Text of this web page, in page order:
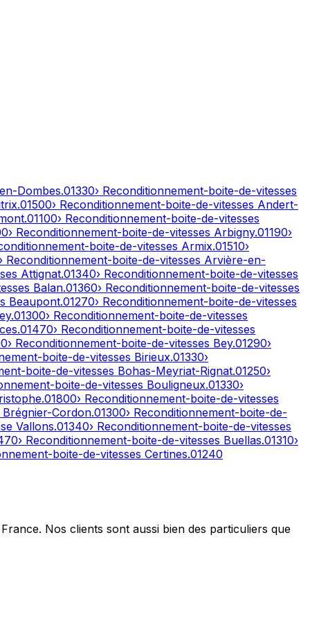
Dombes.01330› Reconditionnement-boite-de-vitesses
.01500› Reconditionnement-boite-de-vitesses Andert-
.01100› Reconditionnement-boite-de-vitesses
› Reconditionnement-boite-de-vitesses Arbigny.01190›
boite-de-vitesses Armix.01510›
› Reconditionnement-boite-de-vitesses Arvière-en-
Attignat.01340› Reconditionnement-boite-de-vitesses
Balan.01360› Reconditionnement-boite-de-vitesses
Beaupont.01270› Reconditionnement-boite-de-vitesses
.01300› Reconditionnement-boite-de-vitesses
.01470› Reconditionnement-boite-de-vitesses
› Reconditionnement-boite-de-vitesses Bey.01290›
boite-de-vitesses Birieux.01330›
boite-de-vitesses Bohas-Meyriat-Rignat.01250›
boite-de-vitesses Bouligneux.01330›
.01800› Reconditionnement-boite-de-vitesses
Brégnier-Cordon.01300› Reconditionnement-boite-de-
Vallons.01340› Reconditionnement-boite-de-vitesses
› Reconditionnement-boite-de-vitesses Buellas.01310›
boite-de-vitesses Certines.01240
Nos clients sont aussi bien des particuliers que